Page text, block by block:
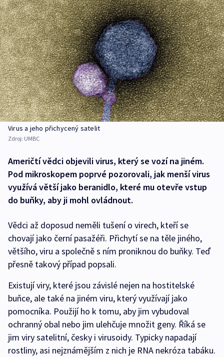
Virus a jeho přichycený satelit
Zdroj: UMBC
Američtí vědci objevili virus, který se vozí na jiném.
Pod mikroskopem poprvé pozorovali, jak menší virus
využívá větší jako beranidlo, které mu otevře vstup
do buňky, aby ji mohl ovládnout.
Vědci až doposud neměli tušení o virech, kteří se
chovají jako černí pasažéři. Přichytí se na těle jiného,
většího, viru a společně s ním proniknou do buňky. Teď
přesně takový případ popsali.
Existují viry, které jsou závislé nejen na hostitelské
buňce, ale také na jiném viru, který využívají jako
pomocníka. Použijí ho k tomu, aby jim vybudoval
ochranný obal nebo jim ulehčuje množit geny. Říká se
jim viry satelitní, česky i virusoidy. Typicky napadají
rostliny, asi nejznámějším z nich je RNA nekróza tabáku.